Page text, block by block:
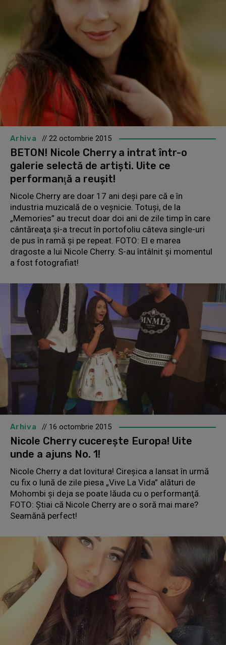
Arhiva // 22 octombrie 2015
BETON! Nicole Cherry a intrat într-o
galerie selectă de artişti. Uite ce
performanţă a reuşit!
Nicole Cherry are doar 17 ani deşi pare că e în
industria muzicală de o veşnicie. Totuşi, de la
„Memories” au trecut doar doi ani de zile timp în care
cântăreaţa şi-a trecut în portofoliu câteva single-uri
de pus în ramă şi pe repeat. FOTO: El e marea
dragoste a lui Nicole Cherry. S-au întâlnit şi momentul
a fost fotografiat!
Arhiva // 16 octombrie 2015
Nicole Cherry cucereşte Europa! Uite
unde a ajuns No. 1!
Nicole Cherry a dat lovitura! Cireşica a lansat în urmă
cu fix o lună de zile piesa „Vive La Vida” alături de
Mohombi şi deja se poate lăuda cu o performanţă.
FOTO: Ştiai că Nicole Cherry are o soră mai mare?
Seamănă perfect!